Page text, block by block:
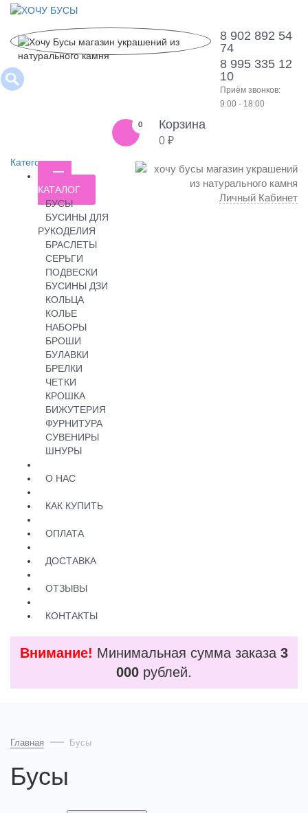
8 902 892 54
74
8 995 335 12
10
Приём звонков:
9:00 - 18:00
0 Корзина
0 ₽
Категории
КАТАЛОГ
БУСЫ
БУСИНЫ ДЛЯ
РУКОДЕЛИЯ
БРАСЛЕТЫ
СЕРЬГИ
ПОДВЕСКИ
БУСИНЫ ДЗИ
КОЛЬЦА
КОЛЬЕ
НАБОРЫ
БРОШИ
БУЛАВКИ
БРЕЛКИ
ЧЕТКИ
КРОШКА
БИЖУТЕРИЯ
ФУРНИТУРА
СУВЕНИРЫ
ШНУРЫ
О НАС
КАК КУПИТЬ
ОПЛАТА
ДОСТАВКА
ОТЗЫВЫ
КОНТАКТЫ
Личный Кабинет
Внимание! Минимальная сумма заказа 3
000 рублей.
Главная Бусы
Бусы